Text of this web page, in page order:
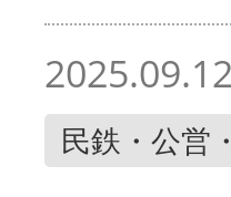
2025.09.12
民鉄・公営